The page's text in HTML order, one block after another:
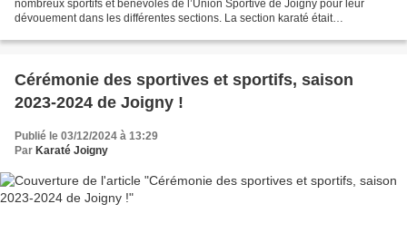
nombreux sportifs et bénévoles de l’Union Sportive de Joigny pour leur
dévouement dans les différentes sections. La section karaté était
Cérémonie des sportives et sportifs, saison
2023-2024 de Joigny !
Publié le 03/12/2024 à 13:29
Par Karaté Joigny